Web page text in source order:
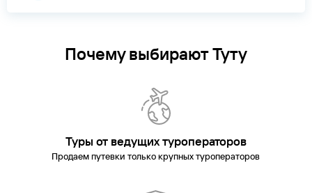
Почему выбирают Туту
Туры от ведущих туроператоров
Продаем путевки только крупных туроператоров